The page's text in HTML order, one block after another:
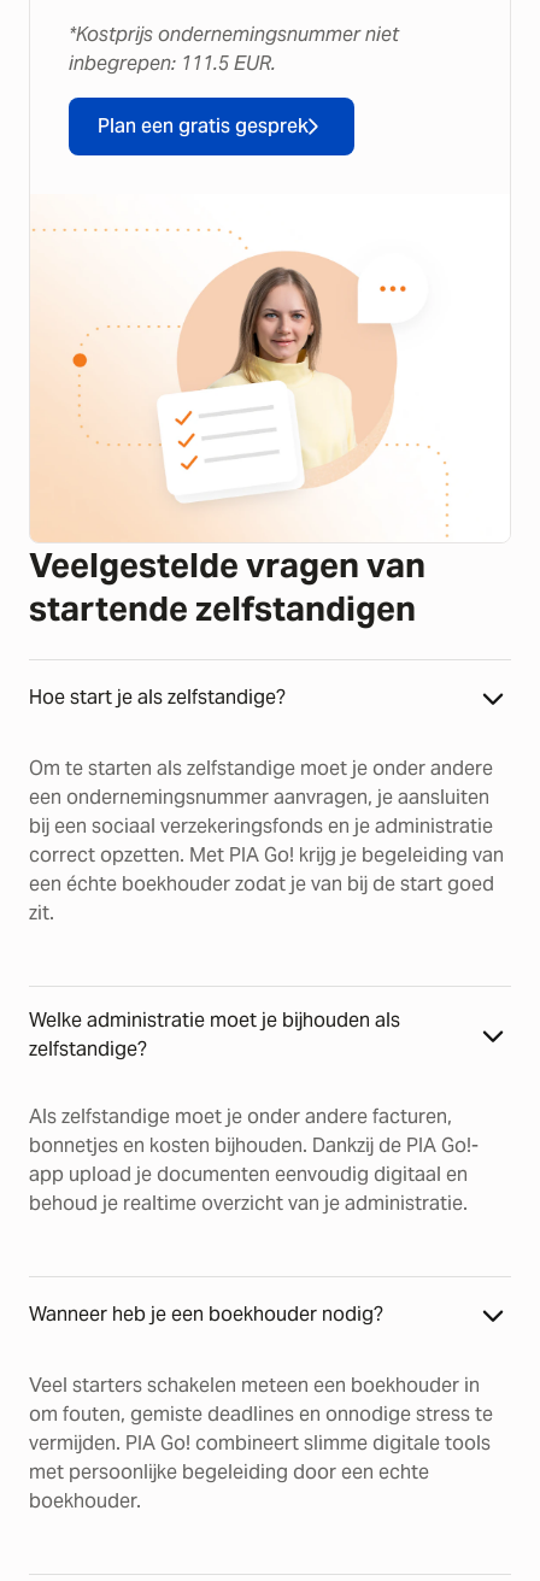
*Kostprijs ondernemingsnummer niet
inbegrepen: 111.5 EUR.
Plan een gratis gesprek
Veelgestelde vragen van
startende zelfstandigen
Hoe start je als zelfstandige?
Om te starten als zelfstandige moet je onder andere
een ondernemingsnummer aanvragen, je aansluiten
bij een sociaal verzekeringsfonds en je administratie
correct opzetten. Met PIA Go! krijg je begeleiding van
een échte boekhouder zodat je van bij de start goed
zit.
Welke administratie moet je bijhouden als
zelfstandige?
Als zelfstandige moet je onder andere facturen,
bonnetjes en kosten bijhouden. Dankzij de PIA Go!-
app upload je documenten eenvoudig digitaal en
behoud je realtime overzicht van je administratie.
Wanneer heb je een boekhouder nodig?
Veel starters schakelen meteen een boekhouder in
om fouten, gemiste deadlines en onnodige stress te
vermijden. PIA Go! combineert slimme digitale tools
met persoonlijke begeleiding door een echte
boekhouder.